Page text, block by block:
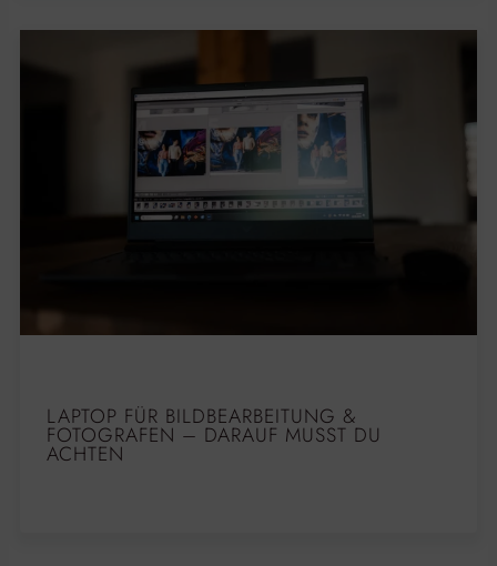
LAPTOP FÜR BILDBEARBEITUNG &
FOTOGRAFEN – DARAUF MUSST DU
ACHTEN